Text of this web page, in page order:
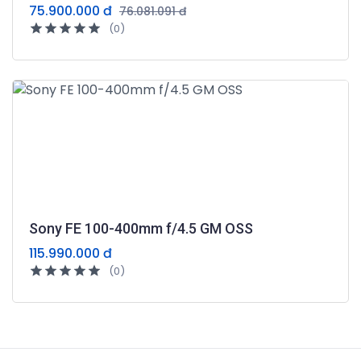
75.900.000 đ 76.081.091 đ
(0)
Sony FE 100-400mm f/4.5 GM OSS
115.990.000 đ
(0)